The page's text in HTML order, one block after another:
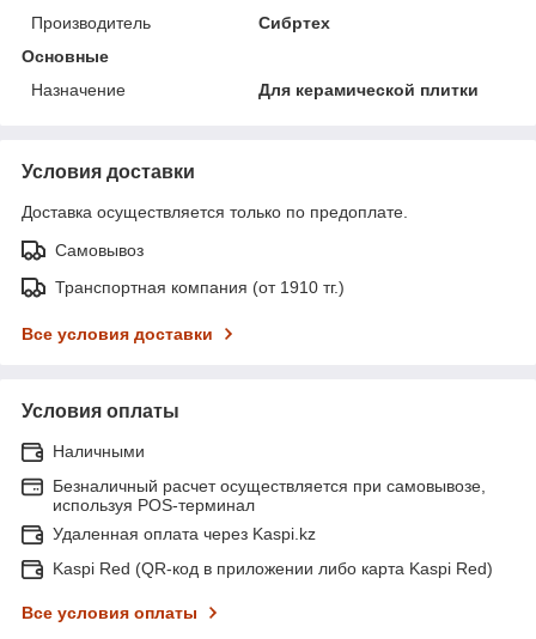
Производитель
Сибртех
Основные
Назначение
Для керамической плитки
Условия доставки
Доставка осуществляется только по предоплате.
Самовывоз
Транспортная компания (от 1910 тг.)
Все условия доставки
Условия оплаты
Наличными
Безналичный расчет осуществляется при самовывозе,
используя POS-терминал
Удаленная оплата через Kaspi.kz
Kaspi Red (QR-код в приложении либо карта Kaspi Red)
Все условия оплаты